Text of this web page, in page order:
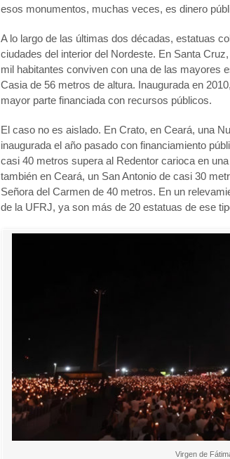
esos monumentos, muchas veces, es dinero
A lo largo de las últimas dos décadas, estatuas
ciudades del interior del Nordeste. En Santa
mil habitantes conviven con una de las mayores
Casia de 56 metros de altura. Inaugurada en
mayor parte financiada con recursos públicos.
El caso no es aislado. En Crato, en Ceará, una
inaugurada el año pasado con financiamiento
casi 40 metros supera al Redentor carioca en
también en Ceará, un San Antonio de casi 30
Señora del Carmen de 40 metros. En un
de la UFRJ, ya son más de 20 estatuas de ese
Virgen de